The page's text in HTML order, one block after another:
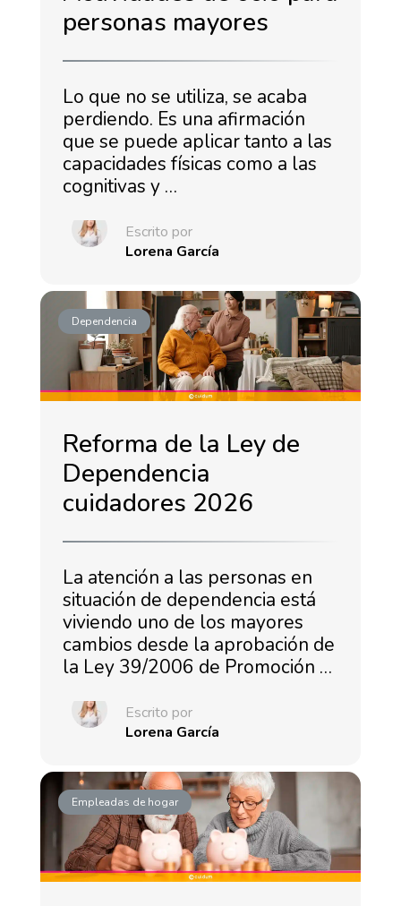
personas mayores
Lo que no se utiliza, se acaba
perdiendo. Es una afirmación
que se puede aplicar tanto a las
capacidades físicas como a las
cognitivas y …
Escrito por
Lorena García
Dependencia
Reforma de la Ley de
Dependencia
cuidadores 2026
La atención a las personas en
situación de dependencia está
viviendo uno de los mayores
cambios desde la aprobación de
la Ley 39/2006 de Promoción …
Escrito por
Lorena García
Empleadas de hogar